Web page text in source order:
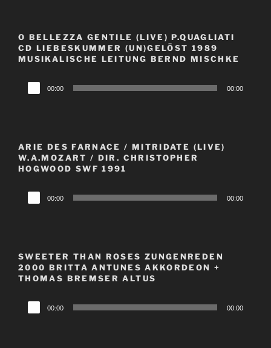
O BELLEZZA GENTILE (LIVE) P.QUAGLIATI
CD LIEBESKUMMER (UN)GELÖST 1989
MUSIKALISCHE LEITUNG BERND MISCHKE
Audio-
Player
00:00 00:00
ARIE DES FARNACE / MITRIDATE (LIVE)
W.A.MOZART / DIR. CHRISTOPHER
HOGWOOD SWF 1991
Audio-
Player
00:00 00:00
SWEETER THAN ROSES ZUNGENREDEN
2000 BRITTA ANTUNES AKKORDEON +
THOMAS BREMSER ALTUS
Audio-
Player
00:00 00:00